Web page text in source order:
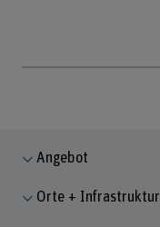
Angebot
Orte + Infrastruktur